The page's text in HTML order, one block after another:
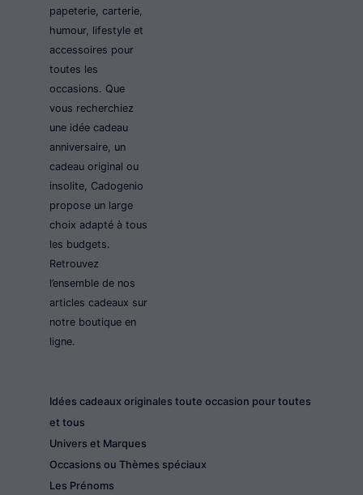
papeterie, carterie,
humour, lifestyle et
accessoires pour
toutes les
occasions. Que
vous recherchiez
une idée cadeau
anniversaire, un
cadeau original ou
insolite, Cadogenio
propose un large
choix adapté à tous
les budgets.
Retrouvez
l’ensemble de nos
articles cadeaux sur
notre boutique en
ligne.
Idées cadeaux originales toute occasion pour toutes
et tous
Univers et Marques
Occasions ou Thèmes spéciaux
Les Prénoms